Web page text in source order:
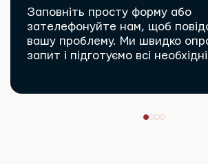
Заповніть просту форму або
зателефонуйте нам, щоб
вашу проблему. Ми швидко
запит і підготуємо всі